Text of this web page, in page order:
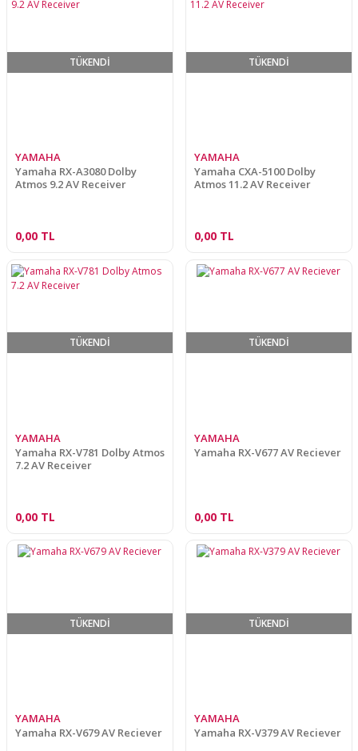
TÜKENDİ
YAMAHA
Yamaha RX-A3080 Dolby
Atmos 9.2 AV Receiver
0,00 TL
TÜKENDİ
YAMAHA
Yamaha CXA-5100 Dolby
Atmos 11.2 AV Receiver
0,00 TL
TÜKENDİ
YAMAHA
Yamaha RX-V781 Dolby Atmos
7.2 AV Receiver
0,00 TL
TÜKENDİ
YAMAHA
Yamaha RX-V677 AV Reciever
0,00 TL
TÜKENDİ
YAMAHA
Yamaha RX-V679 AV Reciever
TÜKENDİ
YAMAHA
Yamaha RX-V379 AV Reciever